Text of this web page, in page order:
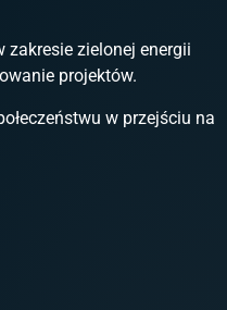
zielonej energii
projektów.
w przejściu na